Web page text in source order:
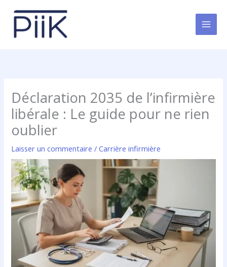
contenu
Déclaration 2035 de l’infirmière
libérale : Le guide pour ne rien
oublier
Laisser un commentaire /Carrière infirmière